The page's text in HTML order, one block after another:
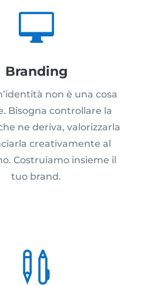

Branding
non è una cosa
Bisogna controllare la
ne deriva, valorizzarla
creativamente al
Costruiamo insieme il
tuo brand.
